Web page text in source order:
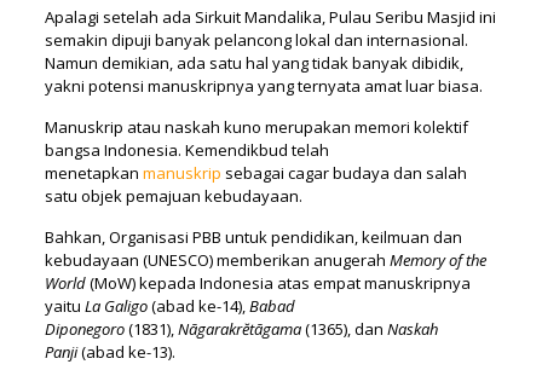
Apalagi setelah ada Sirkuit Mandalika, Pulau Seribu Masjid ini
semakin dipuji banyak pelancong lokal dan internasional.
Namun demikian, ada satu hal yang tidak banyak dibidik,
yakni potensi manuskripnya yang ternyata amat luar biasa.
Manuskrip atau naskah kuno merupakan memori kolektif
bangsa Indonesia. Kemendikbud telah
menetapkan manuskrip sebagai cagar budaya dan salah
satu objek pemajuan kebudayaan.
Bahkan, Organisasi PBB untuk pendidikan, keilmuan dan
kebudayaan (UNESCO) memberikan anugerah Memory of the
World(MoW) kepada Indonesia atas empat manuskripnya
yaitu La Galigo(abad ke-14),Babad
Diponegoro(1831),Nāgarakrĕtāgama(1365), dan Naskah
Panji(abad ke-13).